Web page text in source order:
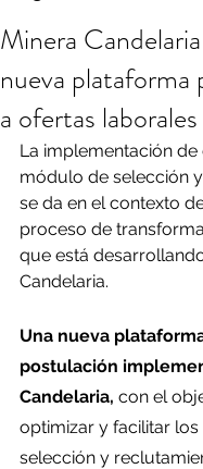
Minera
nueva plataforma
a ofertas laborales
La implementación de
módulo de selección
se da en el contexto
proceso de
que está
Candelaria.
Una nueva
postulación
Candelaria, con el
optimizar y facilitar
selección y